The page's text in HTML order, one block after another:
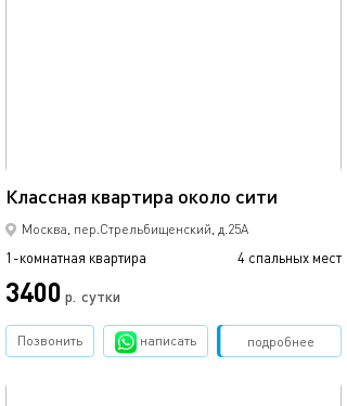
Классная квартира около сити
Москва, пер.Стрельбищенский, д.25А
1-комнатная квартира 4 спальных мест
3400 р. сутки
подробнее
Позвонить написать Забронировать